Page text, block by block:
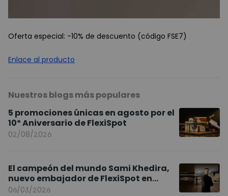
Oferta especial: -10% de descuento (código FSE7)
Enlace al producto
Nuestros blogs más populares
5 promociones únicas en agosto por el
10º Aniversario de FlexiSpot
02/08/2026
El campeón del mundo Sami Khedira,
nuevo embajador de FlexiSpot en
Europa
06/03/2026